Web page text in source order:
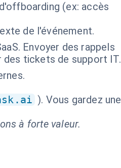
(ex: accès
de l'événement.
Envoyer des rappels
tickets de support IT.
). Vous gardez une
à forte valeur.